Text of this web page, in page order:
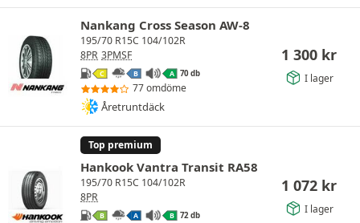
Nankang Cross Season AW-8
195/70 R15C 104/102R
8PR 3PMSF
C B A 70 db
77 omdöme
Åretruntdäck
1 300 kr
I lager
Top premium
Hankook Vantra Transit RA58
195/70 R15C 104/102R
8PR
B A B 72 db
1 072 kr
I lager